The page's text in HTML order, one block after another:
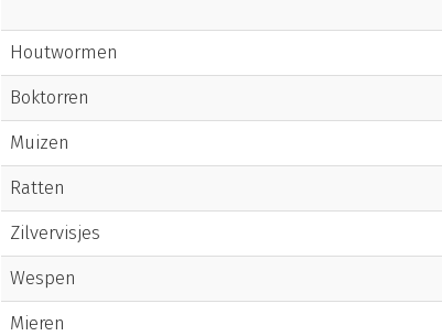
Houtwormen
Boktorren
Muizen
Ratten
Zilvervisjes
Wespen
Mieren